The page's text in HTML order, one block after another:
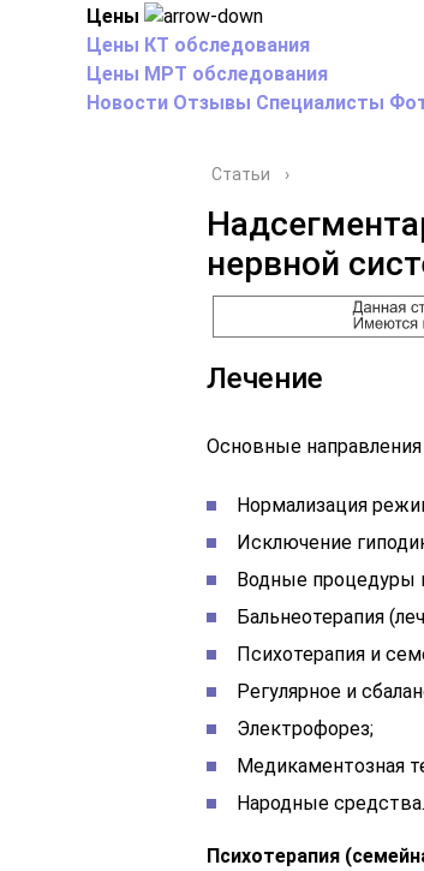
Цены
Цены КТ обследования
Цены МРТ обследования
Новости Отзывы Специалисты
Статьи ›
нервной
Лечение
Основные
Нормализация
Исключение
Водные процедуры
Бальнеотерапия
Психотерапия и
Регулярное и
Электрофорез;
Медикаментозная
Народные средства.
Психотерапия